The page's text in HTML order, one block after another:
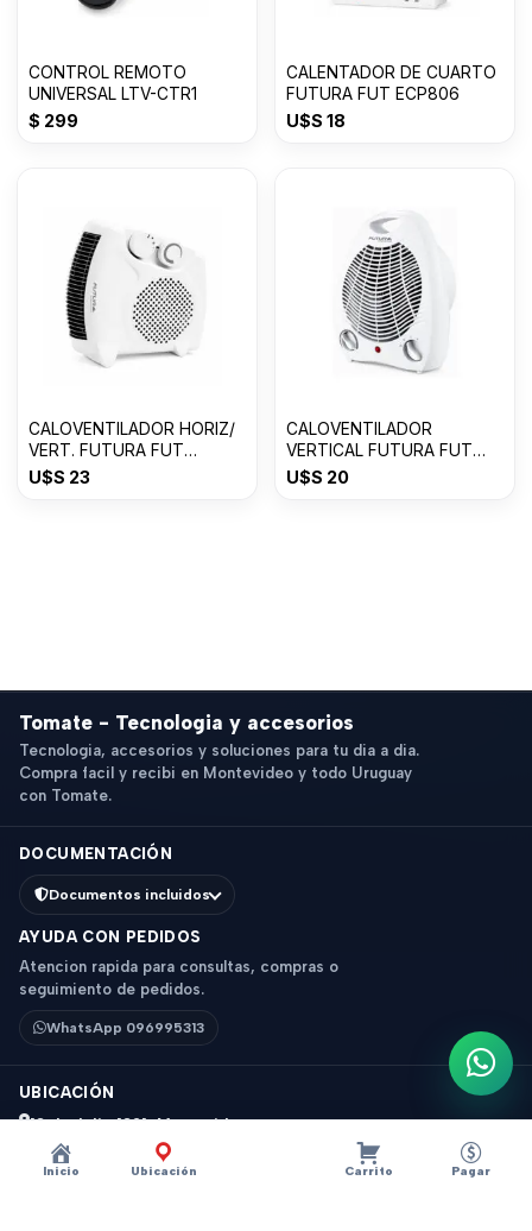
Inicio Ubicación Carrito Pagar
CONTROL REMOTO
UNIVERSAL LTV-CTR1
$ 299
CALENTADOR DE CUARTO
FUTURA FUT ECP806
U$S 18
CALOVENTILADOR HORIZ/
VERT. FUTURA FUT
CV2003VH
U$S 23
CALOVENTILADOR
VERTICAL FUTURA FUT
CV2001
U$S 20
Tomate - Tecnologia y accesorios
Tecnologia, accesorios y soluciones para tu dia a dia.
Compra facil y recibi en Montevideo y todo Uruguay
con Tomate.
DOCUMENTACIÓN
Documentos incluidos
AYUDA CON PEDIDOS
Atencion rapida para consultas, compras o
seguimiento de pedidos.
WhatsApp 096995313
UBICACIÓN
18 de Julio 1831, Montevideo
Horario: 9 a 18 hs